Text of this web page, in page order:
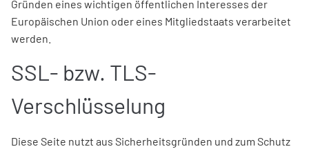
Gründen eines wichtigen öffentlichen Interesses der
Europäischen Union oder eines Mitgliedstaats verarbeitet
werden.
SSL- bzw. TLS-
Verschlüsselung
Diese Seite nutzt aus Sicherheitsgründen und zum Schutz